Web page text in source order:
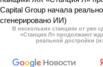
В нескольких станциях от уже
«Станция Л» продолжают
реальной достройки